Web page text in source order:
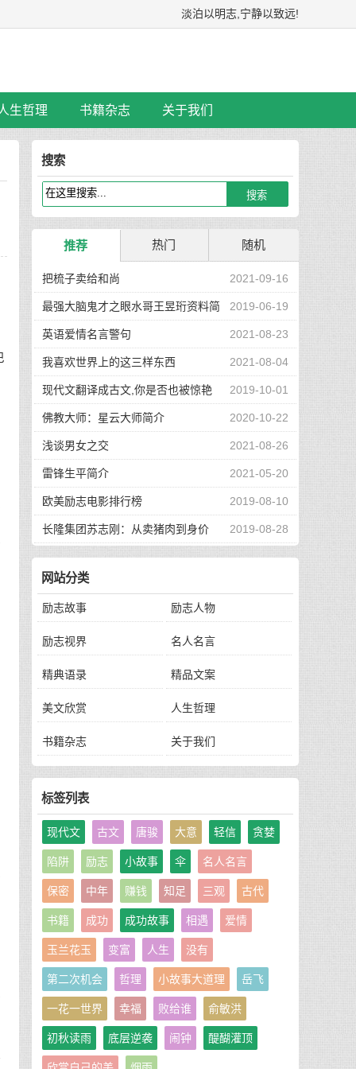
淡泊以明志,宁静以致远!
生哲理 书籍杂志 关于我们
搜索
推荐 热门 随机
2021-09-16
把梳子卖给和尚
2019-06-19
最强大脑鬼才之眼水哥王昱珩资料简
介 2021-08-23
英语爱情名言警句
2021-08-04
我喜欢世界上的这三样东西
2019-10-01
现代文翻译成古文,你是否也被惊艳
到了 2020-10-22
佛教大师：星云大师简介
2021-08-26
浅谈男女之交
2021-05-20
雷锋生平简介
2019-08-10
欧美励志电影排行榜
2019-08-28
长隆集团苏志刚：从卖猪肉到身价
130亿，他的秘诀是？
网站分类
励志故事 励志人物
励志视界 名人名言
精典语录 精品文案
美文欣赏 人生哲理
书籍杂志 关于我们
标签列表
现代文 古文 唐骏 大意 轻信 贪婪
陷阱 励志 小故事 伞 名人名言
保密 中年 赚钱 知足 三观 古代
书籍 成功 成功故事 相遇 爱情
玉兰花玉 变富 人生 没有
第二次机会 哲理 小故事大道理 岳飞
一花一世界 幸福 败给谁 俞敏洪
初秋读雨 底层逆袭 闹钟 醍醐灌顶